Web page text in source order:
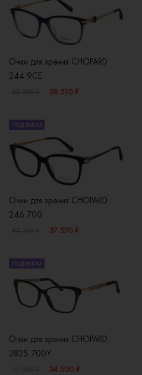
Очки для зрения CHOPARD
244 9CE
38 510 ₽
ПОД ЗАКАЗ
Очки для зрения CHOPARD
246 700
37 570 ₽
ПОД ЗАКАЗ
Очки для зрения CHOPARD
282S 700Y
34 500 ₽